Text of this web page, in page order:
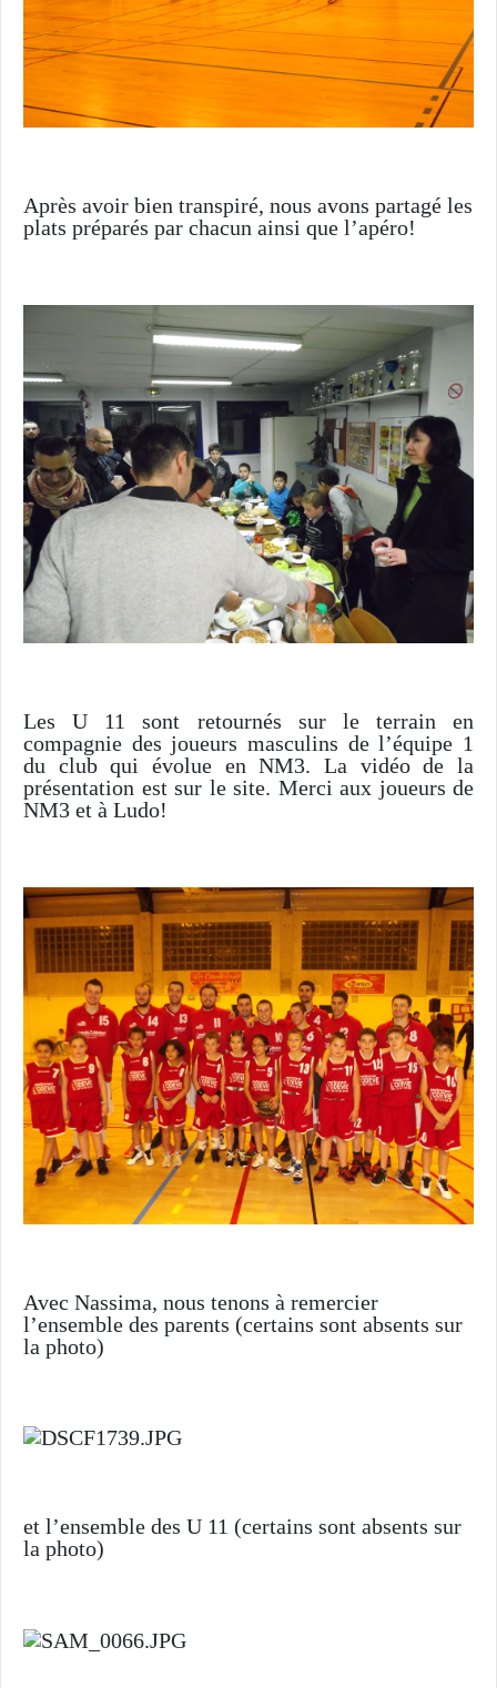
Après avoir bien transpiré, nous avons partagé les
plats préparés par chacun ainsi que l’apéro!
Les U 11 sont retournés sur le terrain en
compagnie des joueurs masculins de l’équipe 1
du club qui évolue en NM3. La vidéo de la
présentation est sur le site. Merci aux joueurs de
NM3 et à Ludo!
Avec Nassima, nous tenons à remercier
l’ensemble des parents (certains sont absents sur
la photo)
et l’ensemble des U 11 (certains sont absents sur
la photo)